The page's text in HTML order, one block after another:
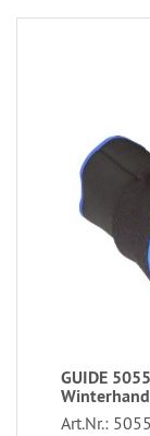
GUIDE
Art.Nr.: